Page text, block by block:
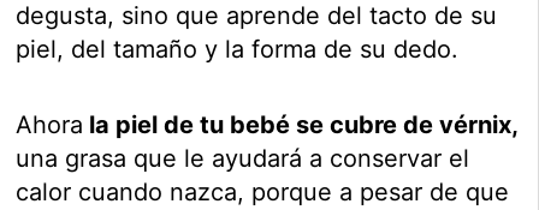
degusta, sino que aprende del tacto de su
piel, del tamaño y la forma de su dedo.
Ahora la piel de tu bebé se cubre de vérnix,
una grasa que le ayudará a conservar el
calor cuando nazca, porque a pesar de que